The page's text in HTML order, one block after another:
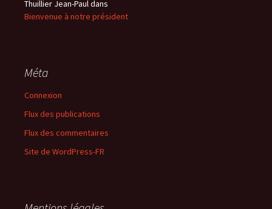
Thuillier Jean-Pauldans
Bienvenue à notre président
Méta
Connexion
Flux des publications
Flux des commentaires
Site de WordPress-FR